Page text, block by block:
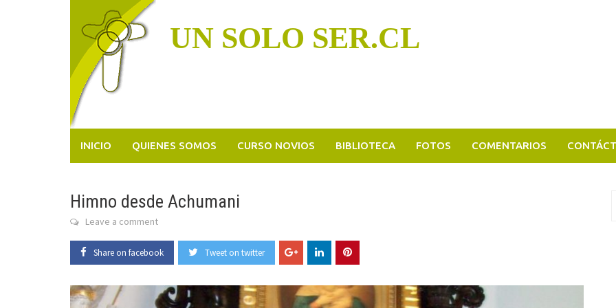
UN SOLO SER.CL
INICIO QUIENES SOMOS CURSO NOVIOS BIBLIOTECA FOTOS COMENTARIOS
Himno desde Achumani
Leave a comment
Share on facebook Tweet on twitter